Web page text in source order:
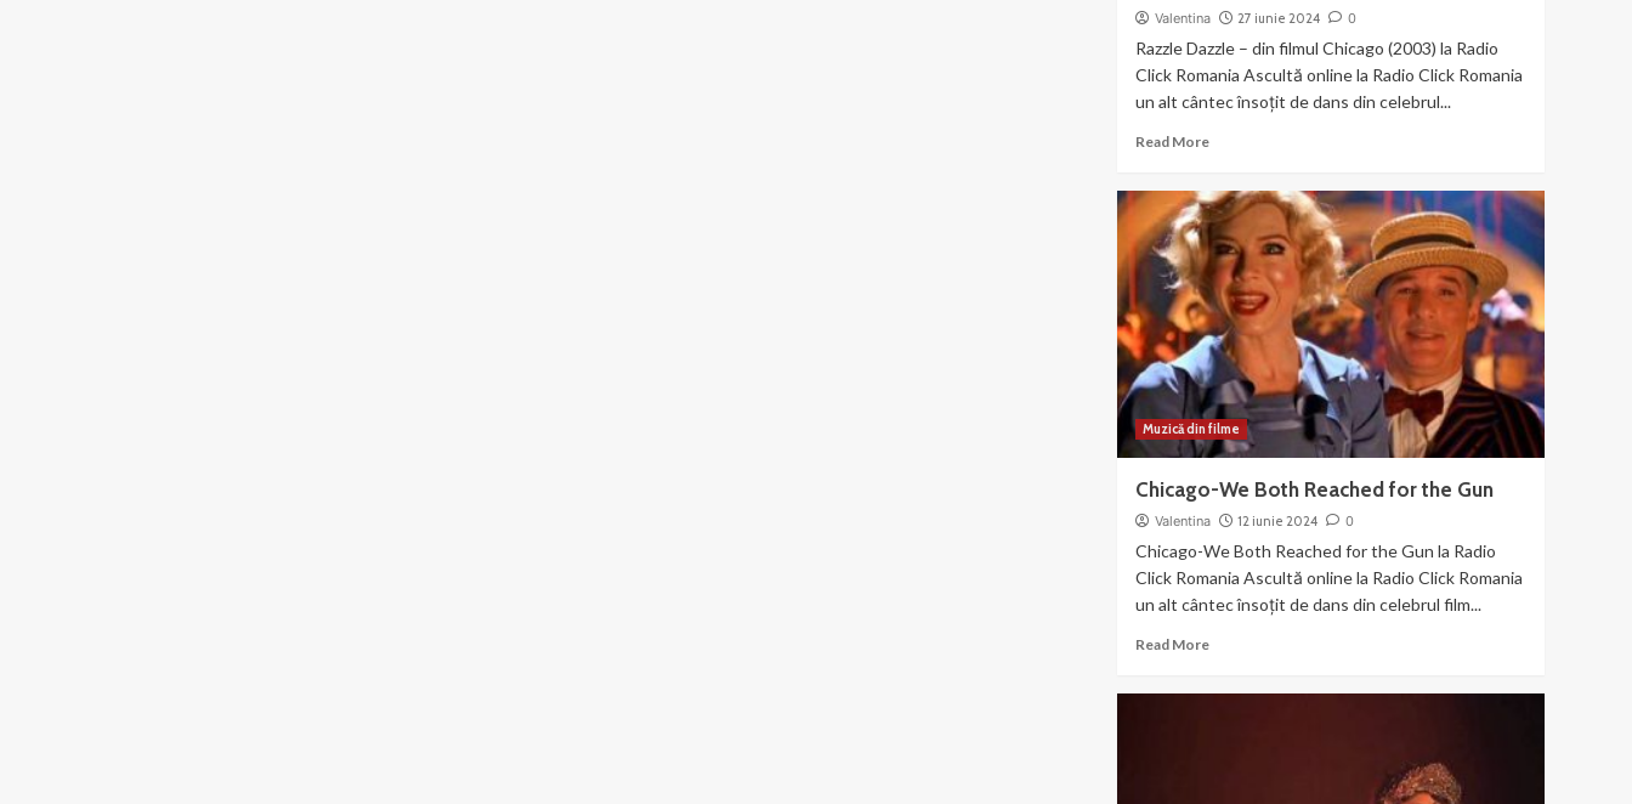
Valentina 27 iunie 2024 0
Razzle Dazzle – din filmul Chicago (2003) la Radio
Click Romania Ascultă online la Radio Click Romania
un alt cântec însoțit de dans din celebrul...
Read MoreRead
Razzle
Dazzle
–
din
filmul
Chicago
(2003)
Muzică din filme
Chicago-We Both Reached for the Gun
Valentina 12 iunie 2024 0
Chicago-We Both Reached for the Gun la Radio
Click Romania Ascultă online la Radio Click Romania
un alt cântec însoțit de dans din celebrul film...
Read MoreRead